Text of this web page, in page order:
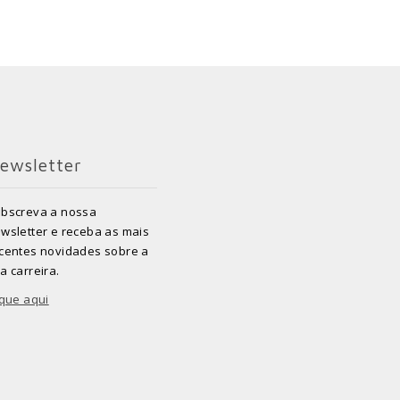
a nossa
e receba as mais
novidades sobre a
carreira.
aqui